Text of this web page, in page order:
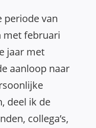
periode van
met februari
jaar met
aanloop naar
deel ik de
collega’s,